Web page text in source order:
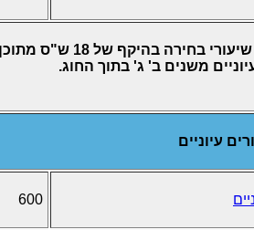
משנים ב' ג' בתוך החוג.
עיוניים
600